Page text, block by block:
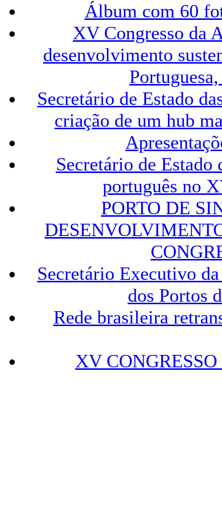
Álbum com 60
XV Congresso da
desenvolvimento
Secretário de Estado
criação de um hub
Secretário de
português no
PORTO DE
Secretário Executivo
dos Portos
Rede brasileira
XV